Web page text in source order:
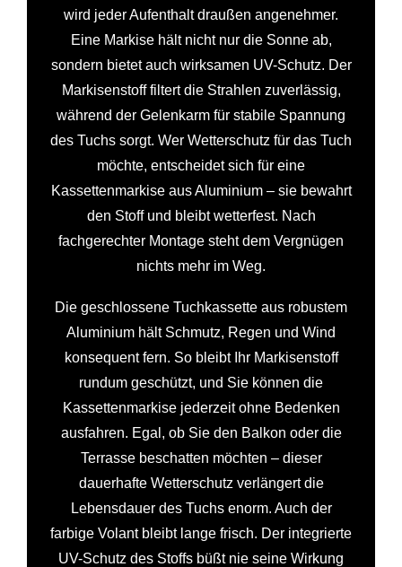
wird jeder Aufenthalt draußen angenehmer.
Eine Markise hält nicht nur die Sonne ab,
sondern bietet auch wirksamen UV-Schutz. Der
Markisenstoff filtert die Strahlen zuverlässig,
während der Gelenkarm für stabile Spannung
des Tuchs sorgt. Wer Wetterschutz für das Tuch
möchte, entscheidet sich für eine
Kassettenmarkise aus Aluminium – sie bewahrt
den Stoff und bleibt wetterfest. Nach
fachgerechter Montage steht dem Vergnügen
nichts mehr im Weg.
Die geschlossene Tuchkassette aus robustem
Aluminium hält Schmutz, Regen und Wind
konsequent fern. So bleibt Ihr Markisenstoff
rundum geschützt, und Sie können die
Kassettenmarkise jederzeit ohne Bedenken
ausfahren. Egal, ob Sie den Balkon oder die
Terrasse beschatten möchten – dieser
dauerhafte Wetterschutz verlängert die
Lebensdauer des Tuchs enorm. Auch der
farbige Volant bleibt lange frisch. Der integrierte
UV-Schutz des Stoffs büßt nie seine Wirkung